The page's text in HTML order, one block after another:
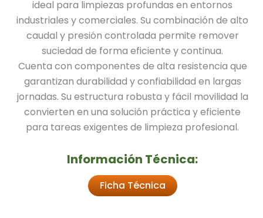
ideal para limpiezas profundas en entornos
industriales y comerciales. Su combinación de alto
caudal y presión controlada permite remover
suciedad de forma eficiente y continua.
Cuenta con componentes de alta resistencia que
garantizan durabilidad y confiabilidad en largas
jornadas. Su estructura robusta y fácil movilidad la
convierten en una solución práctica y eficiente
para tareas exigentes de limpieza profesional.
Información Técnica:
Ficha Técnica